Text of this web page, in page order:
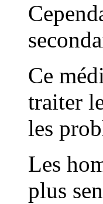
Ce
traiter
les
Les
plus